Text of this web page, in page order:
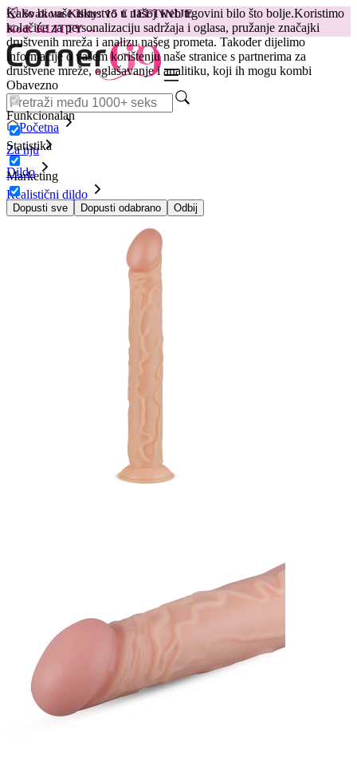
Kako bi vaše iskustvo u našoj web trgovini bilo što bolje.Koristimo
kolačiće za personalizaciju sadržaja i oglasa, pružanje značajki
društvenih mreža i analizu našeg prometa. Također dijelimo
informacije o vašem korištenju naše stranice s partnerima za
društvene mreže, oglašavanje i analitiku, koji ih mogu kombi
Obavezno
Funkcionalan
Statistika
Marketing
Dopusti sve Dopusti odabrano Odbij
😽Svakom Klitty: 15 € JEFTINIJE
Kod: KLITTY →
Početna
Za nju
Dildo
Realistični dildo
Realistični dildo Shawn